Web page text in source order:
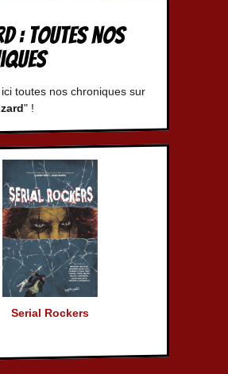
: Toutes nos
toutes nos chroniques sur
" !
Serial Rockers